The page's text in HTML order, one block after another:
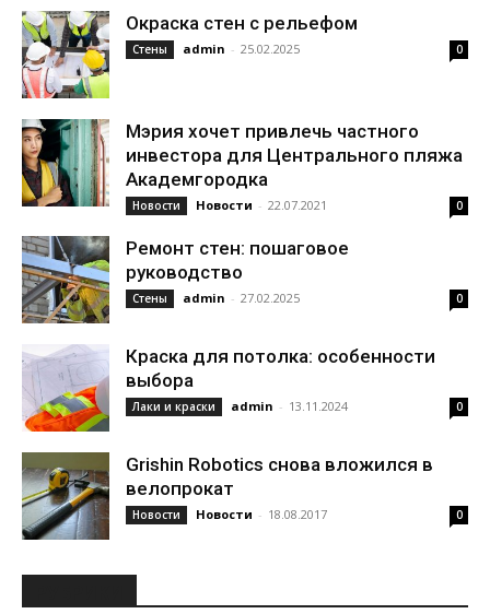
Окраска стен с рельефом
Стены admin - 25.02.2025 0
Мэрия хочет привлечь частного
инвестора для Центрального пляжа
Академгородка
Новости Новости - 22.07.2021 0
Ремонт стен: пошаговое
руководство
Стены admin - 27.02.2025 0
Краска для потолка: особенности
выбора
Лаки и краски admin - 13.11.2024 0
Grishin Robotics снова вложился в
велопрокат
Новости Новости - 18.08.2017 0